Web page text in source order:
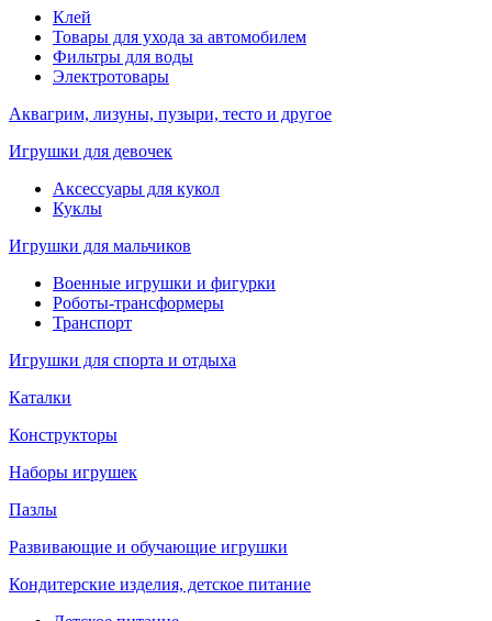
Клей
Товары для ухода за автомобилем
Фильтры для воды
Электротовары
Аквагрим, лизуны, пузыри, тесто и другое
Игрушки для девочек
Аксессуары для кукол
Куклы
Игрушки для мальчиков
Военные игрушки и фигурки
Роботы-трансформеры
Транспорт
Игрушки для спорта и отдыха
Каталки
Конструкторы
Наборы игрушек
Пазлы
Развивающие и обучающие игрушки
Кондитерские изделия, детское питание